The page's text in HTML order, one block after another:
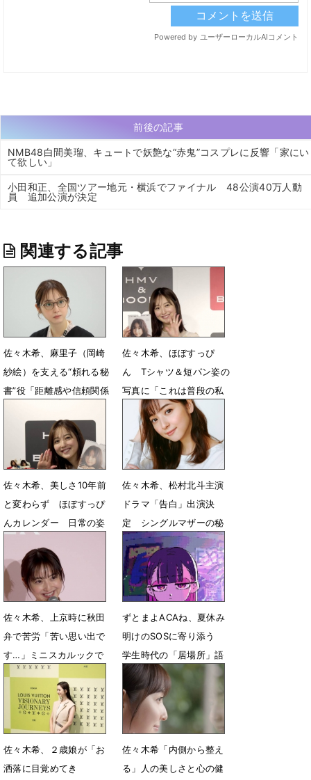
前後の記事
NMB48白間美瑠、キュートで妖艶な“赤鬼”コスプレに反響「家にい
て欲しい」
小田和正、全国ツアー地元・横浜でファイナル 48公演40万人動
員 追加公演が決定
関連する記事
佐々木希、麻里子（岡崎
紗絵）を支える“頼れる秘
書”役「距離感や信頼関係
7月8日 13時46分
佐々木希、ほぼすっぴ
ん Tシャツ＆短パン姿の
写真に「これは普段の私
です！」
6月8日 07時56分
佐々木希、美しさ10年前
と変わらず ほぼすっぴ
んカレンダー 日常の姿
6月6日 14時02分
佐々木希、松村北斗主演
ドラマ「告白」出演決
定 シングルマザーの秘
書役
5月25日 07時00分
佐々木希、上京時に秋田
弁で苦労「苦い思い出で
す…」ミニスカルックで
3月26日 12時50分
ずとまよACAね、夏休み
明けのSOSに寄り添う
学生時代の「居場所」語
8月27日 17時23分
佐々木希、２歳娘が「お
洒落に目覚めてき
佐々木希「内側から整え
る」人の美しさと心の健